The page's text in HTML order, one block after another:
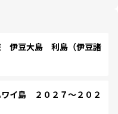
伊豆大島 利島（伊豆諸
イ島 ２０２７～２０２